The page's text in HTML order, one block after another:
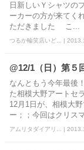
日新しいＹシャツの
ーカーの方が来てく
ただきました こ...
つるか輪笑店いど... |
@12/1（日）第５
なんともう今年最後
た相模大野アートセ
12月1日が、相模大
ー；；今回はクリス
アムリタダイアリ... |